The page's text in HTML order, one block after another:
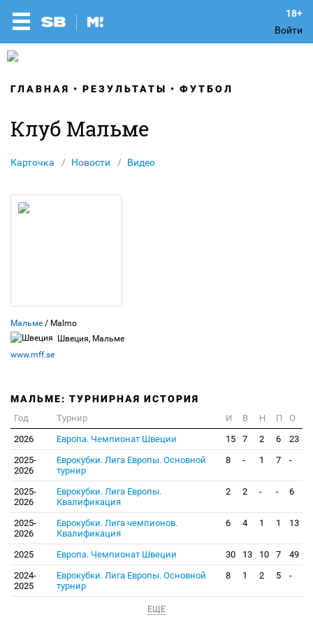
Войти
ГЛАВНАЯ РЕЗУЛЬТАТЫ ФУТБОЛ
Клуб Мальме
Карточка Новости Видео
Мальме / Malmo
Швеция, Мальме
www.mff.se
МАЛЬМЕ: ТУРНИРНАЯ ИСТОРИЯ
Год Турнир И В Н П
О
2026
Европа. Чемпионат Швеции 15 7 2 6
23
2025-
2026
Еврокубки. Лига Европы. Основной
турнир
8 - 1 7 -
2025-
2026
Еврокубки. Лига Европы.
Квалификация
2 2 - - 6
2025-
2026
Еврокубки. Лига чемпионов.
Квалификация
6 4 1 1 13
2025 Европа. Чемпионат Швеции 30 13 10 7
49
2024-
2025
Еврокубки. Лига Европы. Основной
турнир
8 1 2 5 -
ЕЩЕ